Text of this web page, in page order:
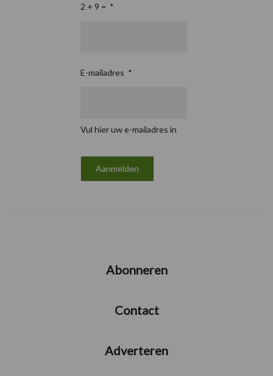
2 + 9 = *
E-mailadres *
Vul hier uw e-mailadres in
Abonneren
Contact
Adverteren